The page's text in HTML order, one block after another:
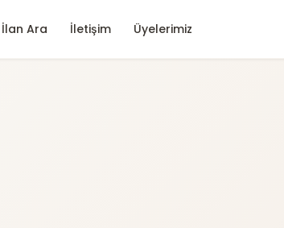
İlan Ara İletişim Üyelerimiz